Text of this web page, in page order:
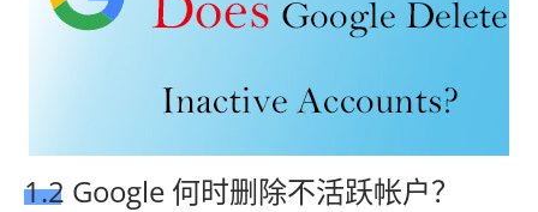
1.2 Google 何时删除不活跃帐户？